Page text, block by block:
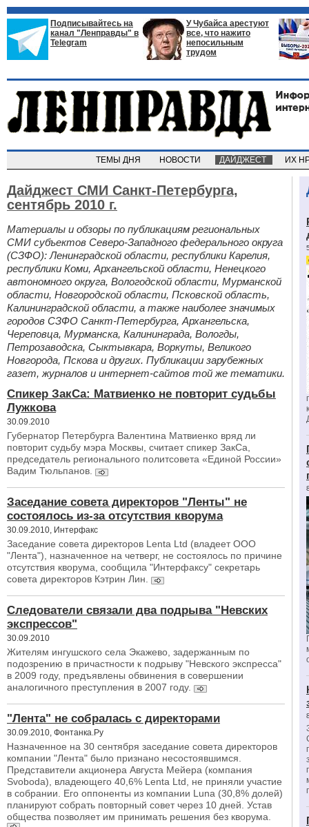
Подписывайтесь на
канал "Ленправды" в
Telegram
У Чубайса арестуют
все, что нажито
непосильным
трудом
ТЕМЫ ДНЯ НОВОСТИ ДАЙДЖЕСТ ИХ
Дайджест СМИ Санкт-Петербурга,
сентябрь 2010 г.
Материалы и обзоры по публикациям региональных
СМИ субъектов Северо-Западного федерального округа
(СЗФО): Ленинградской области, республики Карелия,
республики Коми, Архангельской области, Ненецкого
автономного округа, Вологодской области, Мурманской
области, Новгородской области, Псковской область,
Калининградской области, а также наиболее значимых
городов СЗФО Санкт-Петербурга, Архангельска,
Череповца, Мурманска, Калининграда, Вологды,
Петрозаводска, Сыктывкара, Воркуты, Великого
Новгорода, Пскова и других. Публикации зарубежных
газет, журналов и интернет-сайтов той же тематики.
Спикер ЗакСа: Матвиенко не повторит судьбы
Лужкова
30.09.2010
Губернатор Петербурга Валентина Матвиенко вряд ли
повторит судьбу мэра Москвы, считает спикер ЗакСа,
председатель регионального политсовета «Единой России»
Вадим Тюльпанов.
Заседание совета директоров "Ленты" не
состоялось из-за отсутствия кворума
30.09.2010, Интерфакс
Заседание совета директоров Lenta Ltd (владеет ООО
"Лента"), назначенное на четверг, не состоялось по причине
отсутствия кворума, сообщила "Интерфаксу" секретарь
совета директоров Кэтрин Лин.
Следователи связали два подрыва "Невских
экспрессов"
30.09.2010
Жителям ингушского села Экажево, задержанным по
подозрению в причастности к подрыву "Невского экспресса"
в 2009 году, предъявлены обвинения в совершении
аналогичного преступления в 2007 году.
"Лента" не собралась с директорами
30.09.2010, Фонтанка.Ру
Назначенное на 30 сентября заседание совета директоров
компании "Лента" было признано несостоявшимся.
Представители акционера Августа Мейера (компания
Svoboda), владеющего 40,6% Lenta Ltd, не приняли участие
в собрании. Его оппоненты из компании Luna (30,8% долей)
планируют собрать повторный совет через 10 дней. Устав
общества позволяет им принимать решения без кворума.